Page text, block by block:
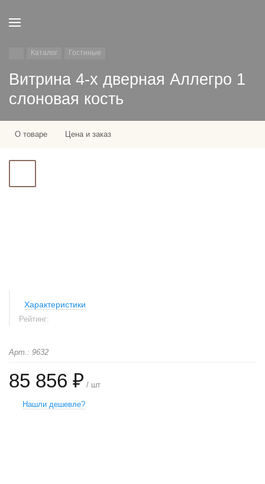
Каталог Гостиные
Витрина 4-х дверная Аллегро 1
слоновая кость
О товаре Цена и заказ
Характеристики
Рейтинг:
Арт.: 9632
85 856 ₽ / шт
Нашли дешевле?